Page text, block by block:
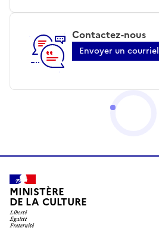
Contactez-nous
Envoyer un courriel
MINISTÈRE
DE LA CULTURE